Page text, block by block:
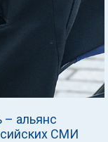
альянс
СМИ